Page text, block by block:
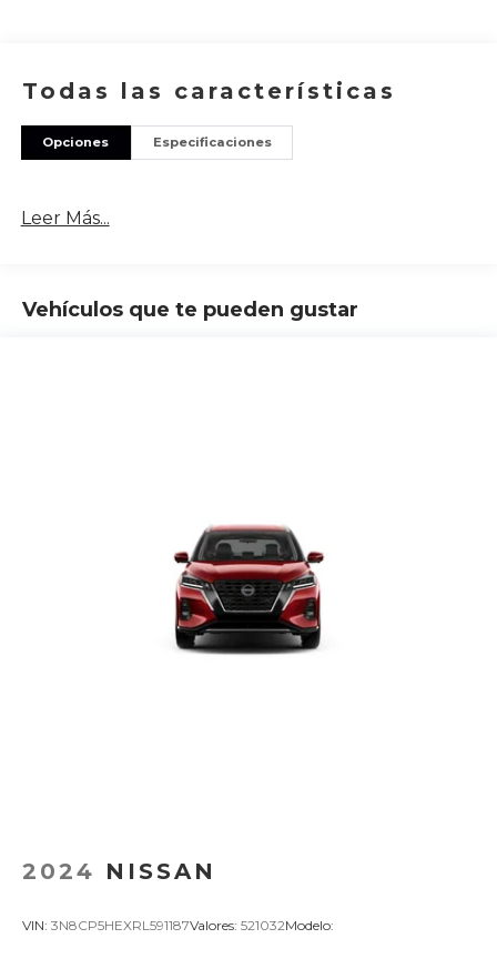
Todas las características
Opciones Especificaciones
Leer Más...
Vehículos que te pueden gustar
2024 NISSAN
VIN: 3N8CP5HEXRL591187Valores: 521032Modelo: